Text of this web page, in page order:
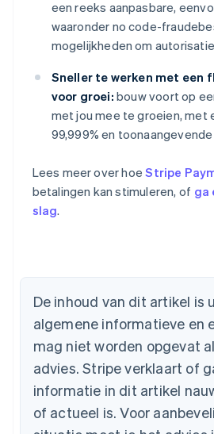
een reeks aanpasbare,
waaronder no code-
mogelijkheden om
Sneller te werken met een
voor groei: bouw voort op
met jou mee te groeien, met
99,999% en
Lees meer over hoeStripe
betalingen kan stimuleren, of ga
slag.
De inhoud van dit artikel is
algemene informatieve en
mag niet worden opgevat
advies. Stripe verklaart of
informatie in dit artikel
of actueel is. Voor
NederlandsFrançaisDeutsch
Brazilië
Bulgarije
English
Canada
EnglishFrançais
Cyprus
English
Denemarken